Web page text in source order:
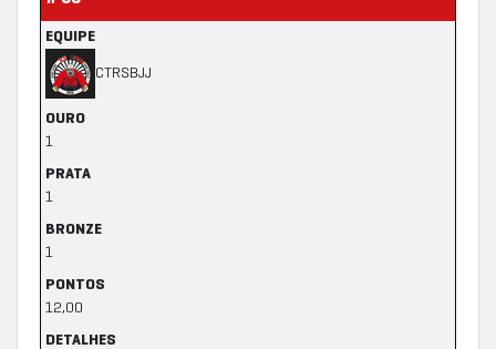
EQUIPE
CTRSBJJ
OURO
1
PRATA
1
BRONZE
1
PONTOS
12,00
DETALHES